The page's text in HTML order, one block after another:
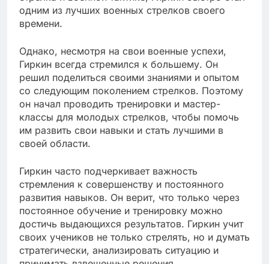
одним из лучших военных стрелков своего
времени.
Однако, несмотря на свои военные успехи,
Гиркин всегда стремился к большему. Он
решил поделиться своими знаниями и опытом
со следующим поколением стрелков. Поэтому
он начал проводить тренировки и мастер-
классы для молодых стрелков, чтобы помочь
им развить свои навыки и стать лучшими в
своей области.
Гиркин часто подчеркивает важность
стремления к совершенству и постоянного
развития навыков. Он верит, что только через
постоянное обучение и тренировку можно
достичь выдающихся результатов. Гиркин учит
своих учеников не только стрелять, но и думать
стратегически, анализировать ситуацию и